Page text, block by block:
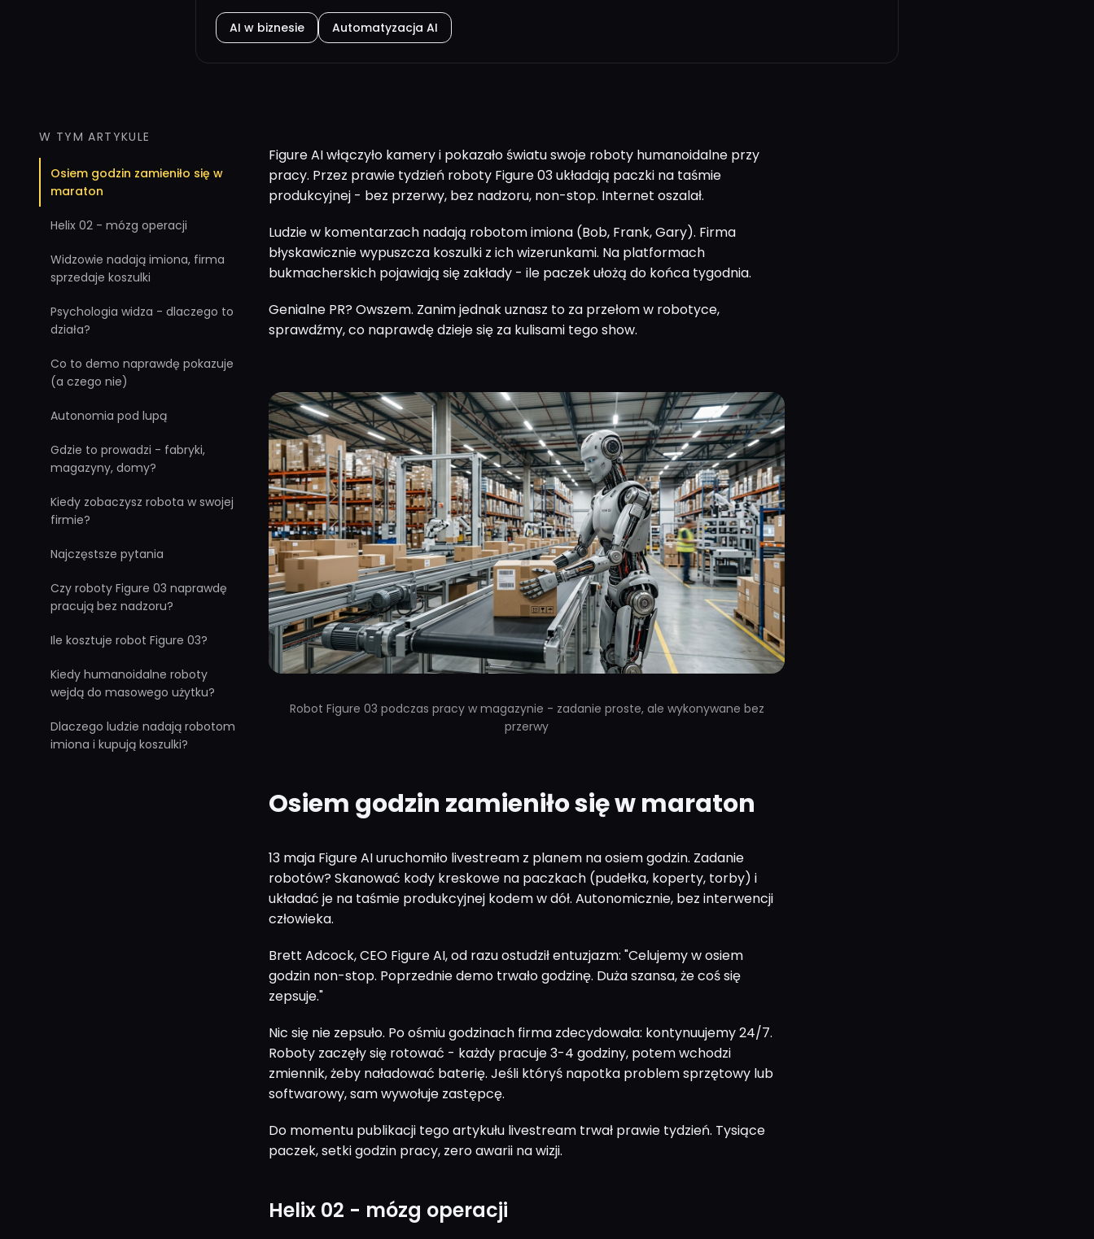
AI w biznesie Automatyzacja AI
W TYM ARTYKULE
Osiem godzin zamieniło się w
maraton
Helix 02 - mózg operacji
Widzowie nadają imiona, firma
sprzedaje koszulki
Psychologia widza - dlaczego to
działa?
Co to demo naprawdę pokazuje
(a czego nie)
Autonomia pod lupą
Gdzie to prowadzi - fabryki,
magazyny, domy?
Kiedy zobaczysz robota w swojej
firmie?
Najczęstsze pytania
Czy roboty Figure 03 naprawdę
pracują bez nadzoru?
Ile kosztuje robot Figure 03?
Kiedy humanoidalne roboty
wejdą do masowego użytku?
Dlaczego ludzie nadają robotom
imiona i kupują koszulki?
Figure AI włączyło kamery i pokazało światu swoje roboty humanoidalne przy
pracy. Przez prawie tydzień roboty Figure 03 układają paczki na taśmie
produkcyjnej - bez przerwy, bez nadzoru, non-stop. Internet oszalał.
Ludzie w komentarzach nadają robotom imiona (Bob, Frank, Gary). Firma
błyskawicznie wypuszcza koszulki z ich wizerunkami. Na platformach
bukmacherskich pojawiają się zakłady - ile paczek ułożą do końca tygodnia.
Genialne PR? Owszem. Zanim jednak uznasz to za przełom w robotyce,
sprawdźmy, co naprawdę dzieje się za kulisami tego show.
Robot Figure 03 podczas pracy w magazynie - zadanie proste, ale wykonywane bez
przerwy
Osiem godzin zamieniło się w maraton
13 maja Figure AI uruchomiło livestream z planem na osiem godzin. Zadanie
robotów? Skanować kody kreskowe na paczkach (pudełka, koperty, torby) i
układać je na taśmie produkcyjnej kodem w dół. Autonomicznie, bez interwencji
człowieka.
Brett Adcock, CEO Figure AI, od razu ostudził entuzjazm: "Celujemy w osiem
godzin non-stop. Poprzednie demo trwało godzinę. Duża szansa, że coś się
zepsuje."
Nic się nie zepsuło. Po ośmiu godzinach firma zdecydowała: kontynuujemy 24/7.
Roboty zaczęły się rotować - każdy pracuje 3-4 godziny, potem wchodzi
zmiennik, żeby naładować baterię. Jeśli któryś napotka problem sprzętowy lub
softwarowy, sam wywołuje zastępcę.
Do momentu publikacji tego artykułu livestream trwał prawie tydzień. Tysiące
paczek, setki godzin pracy, zero awarii na wizji.
Helix 02 - mózg operacji